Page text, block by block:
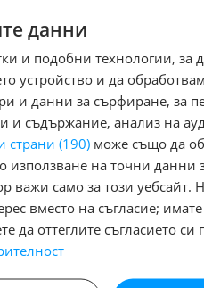
съединител и компресор
светлини, Автоматичен
Система за защита
Имобилайзер, Централно
(автопилот), Филтър за
Иран ще приключи
данни
и подобни технологии, за
устройство и да
и данни за сърфиране, за
и съдържание, анализ на
страни (190) може също да
използване на точни данни
важи само за този уебсайт.
вместо на съгласие;
да оттеглите съгласието си